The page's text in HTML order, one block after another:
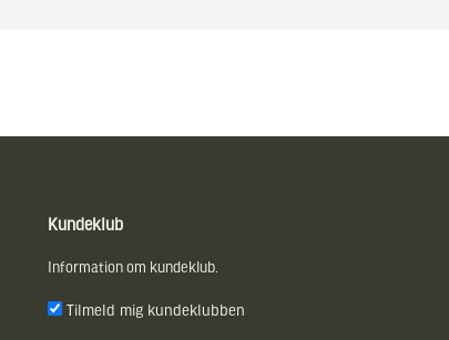
Kundeklub
Information om kundeklub.
Tilmeld mig kundeklubben